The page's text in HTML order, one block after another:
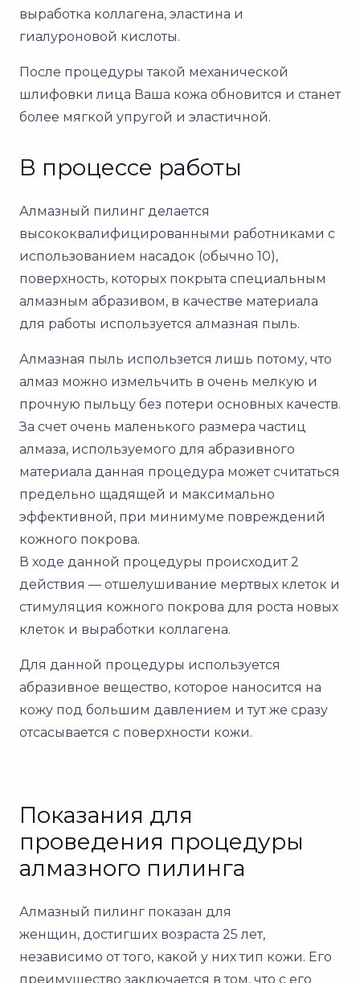
выработка коллагена, эластина и
гиалуроновой кислоты.
После процедуры такой механической
шлифовки лица Ваша кожа обновится и станет
более мягкой упругой и эластичной.
В процессе работы
Алмазный пилинг делается
высококвалифицированными работниками с
использованием насадок (обычно 10),
поверхность, которых покрыта специальным
алмазным абразивом, в качестве материала
для работы используется алмазная пыль.
Алмазная пыль использется лишь потому, что
алмаз можно измельчить в очень мелкую и
прочную пыльцу без потери основных качеств.
За счет очень маленького размера частиц
алмаза, используемого для абразивного
материала данная процедура может считаться
предельно щадящей и максимально
эффективной, при минимуме повреждений
кожного покрова.
В ходе данной процедуры происходит 2
действия — отшелушивание мертвых клеток и
стимуляция кожного покрова для роста новых
клеток и выработки коллагена.
Для данной процедуры используется
абразивное вещество, которое наносится на
кожу под большим давлением и тут же сразу
отсасывается с поверхности кожи.
Показания для
проведения процедуры
алмазного пилинга
Алмазный пилинг показан для
женщин, достигших возраста 25 лет,
независимо от того, какой у них тип кожи. Его
преимущество заключается в том, что с его